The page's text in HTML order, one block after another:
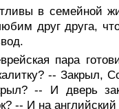
в семейной
друг друга,
пара
-- Закрыл,
-- И дверь
-- И на